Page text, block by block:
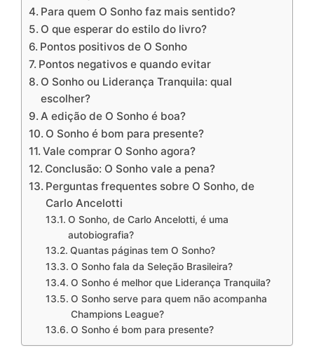
Para quem O Sonho faz mais sentido?
O que esperar do estilo do livro?
Pontos positivos de O Sonho
Pontos negativos e quando evitar
O Sonho ou Liderança Tranquila: qual
escolher?
A edição de O Sonho é boa?
O Sonho é bom para presente?
Vale comprar O Sonho agora?
Conclusão: O Sonho vale a pena?
Perguntas frequentes sobre O Sonho, de
Carlo Ancelotti
O Sonho, de Carlo Ancelotti, é uma
autobiografia?
Quantas páginas tem O Sonho?
O Sonho fala da Seleção Brasileira?
O Sonho é melhor que Liderança Tranquila?
O Sonho serve para quem não acompanha
Champions League?
O Sonho é bom para presente?